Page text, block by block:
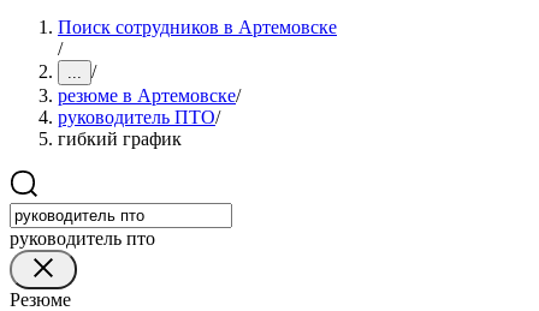
Поиск сотрудников в Артемовске
/
... /
резюме в Артемовске/
руководитель ПТО/
гибкий график
руководитель пто
Резюме